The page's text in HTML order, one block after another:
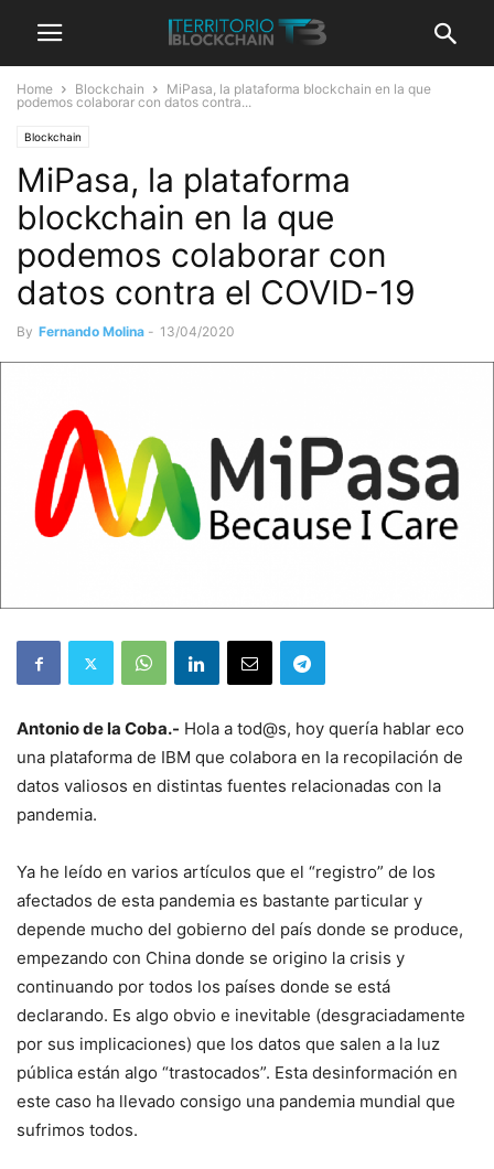
Home Blockchain
MiPasa, la plataforma blockchain en la que
podemos colaborar con datos contra...
Blockchain
MiPasa, la plataforma
blockchain en la que
podemos colaborar con
datos contra el COVID-19
By Fernando Molina - 13/04/2020
Antonio de la Coba.- Hola a tod@s, hoy quería hablar eco
una plataforma de IBM que colabora en la recopilación de
datos valiosos en distintas fuentes relacionadas con la
pandemia.
Ya he leído en varios artículos que el “registro” de los
afectados de esta pandemia es bastante particular y
depende mucho del gobierno del país donde se produce,
empezando con China donde se origino la crisis y
continuando por todos los países donde se está
declarando. Es algo obvio e inevitable (desgraciadamente
por sus implicaciones) que los datos que salen a la luz
pública están algo “trastocados”. Esta desinformación en
este caso ha llevado consigo una pandemia mundial que
sufrimos todos.